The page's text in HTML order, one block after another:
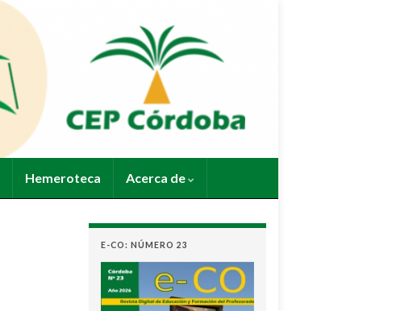
Hemeroteca Acerca de
E-CO: NÚMERO 23